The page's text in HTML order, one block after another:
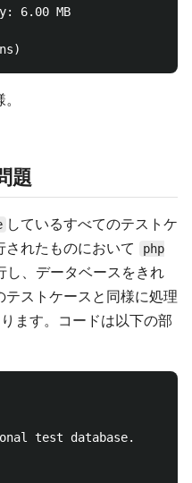
6.00 MB
題
しているすべてのテストケ
れたものにおいて
php
し、データベースをきれ
ストケースと同様に処理
ます。コードは以下の部
test database.